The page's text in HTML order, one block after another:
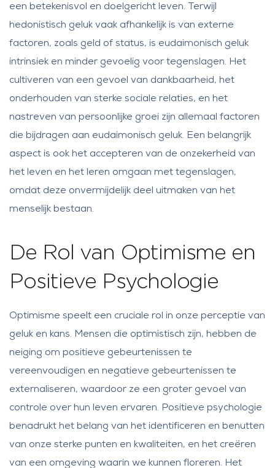
een betekenisvol en doelgericht leven. Terwijl
hedonistisch geluk vaak afhankelijk is van externe
factoren, zoals geld of status, is eudaimonisch geluk
intrinsiek en minder gevoelig voor tegenslagen. Het
cultiveren van een gevoel van dankbaarheid, het
onderhouden van sterke sociale relaties, en het
nastreven van persoonlijke groei zijn allemaal factoren
die bijdragen aan eudaimonisch geluk. Een belangrijk
aspect is ook het accepteren van de onzekerheid van
het leven en het leren omgaan met tegenslagen,
omdat deze onvermijdelijk deel uitmaken van het
menselijk bestaan.
De Rol van Optimisme en
Positieve Psychologie
Optimisme speelt een cruciale rol in onze perceptie van
geluk en kans. Mensen die optimistisch zijn, hebben de
neiging om positieve gebeurtenissen te
vereenvoudigen en negatieve gebeurtenissen te
externaliseren, waardoor ze een groter gevoel van
controle over hun leven ervaren. Positieve psychologie
benadrukt het belang van het identificeren en benutten
van onze sterke punten en kwaliteiten, en het creëren
van een omgeving waarin we kunnen floreren. Het